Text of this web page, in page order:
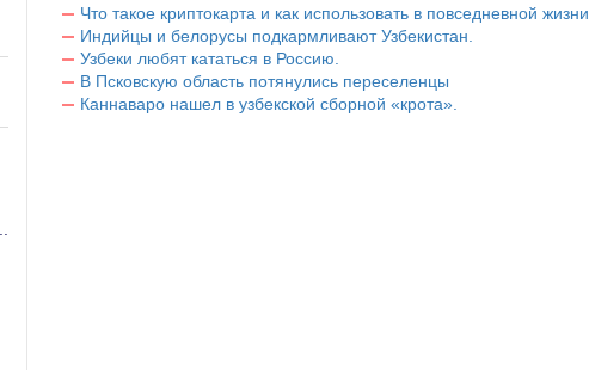
Что такое криптокарта и как использовать в повседневной жизни
Индийцы и белорусы подкармливают Узбекистан.
Узбеки любят кататься в Россию.
В Псковскую область потянулись переселенцы
Каннаваро нашел в узбекской сборной «крота».